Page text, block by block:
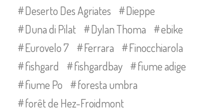
Deserto Des Agriates
Dieppe
Duna di Pilat
Dylan Thoma
ebike
Eurovelo 7
Ferrara
Finocchiarola
fishgard
fishgardbay
fiume adige
fiume Po
foresta umbra
forêt de Hez-Froidmont